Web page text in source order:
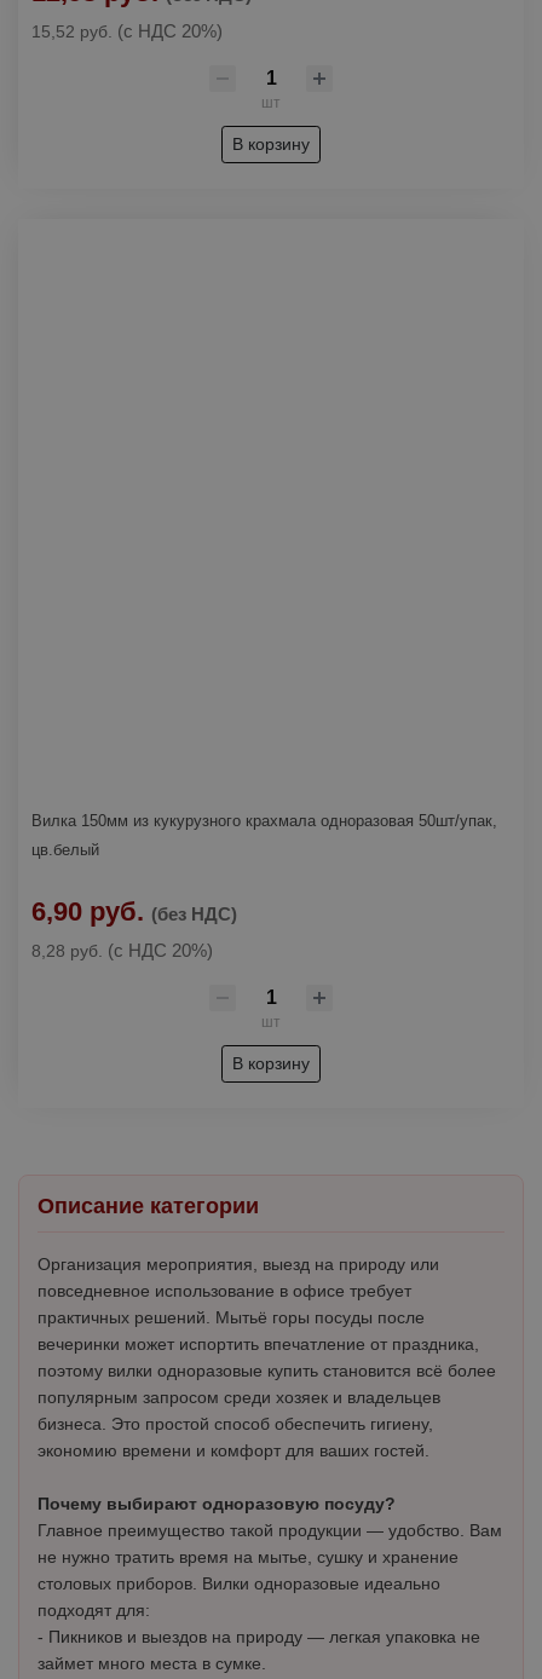
15,52 руб. (с НДС 20%)
шт
В корзину
Вилка 150мм из кукурузного крахмала одноразовая 50шт/упак,
цв.белый
6,90 руб. (без НДС)
8,28 руб. (с НДС 20%)
шт
В корзину
Описание категории
Организация мероприятия, выезд на природу или
повседневное использование в офисе требует
практичных решений. Мытьё горы посуды после
вечеринки может испортить впечатление от праздника,
поэтому вилки одноразовые купить становится всё более
популярным запросом среди хозяек и владельцев
бизнеса. Это простой способ обеспечить гигиену,
экономию времени и комфорт для ваших гостей.
Почему выбирают одноразовую посуду?
Главное преимущество такой продукции — удобство. Вам
не нужно тратить время на мытье, сушку и хранение
столовых приборов. Вилки одноразовые идеально
подходят для:
- Пикников и выездов на природу — легкая упаковка не
займет много места в сумке.